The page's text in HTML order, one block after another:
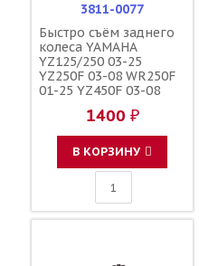
3811-0077
Быстро съём заднего
колеса YAMAHA
YZ125/250 03-25
YZ250F 03-08 WR250F
01-25 YZ450F 03-08
YZ250/450FX 16-25 /
MOOSE RACING
1400 ₽
В КОРЗИНУ